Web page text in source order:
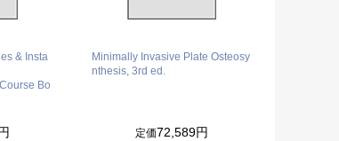
& Insta
Bo
Minimally Invasive Plate Osteosy
nthesis, 3rd ed.
定価72,589円